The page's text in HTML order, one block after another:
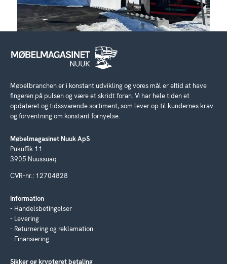
Møbelbranchen er i konstant udvikling og vores mål er altid at have
fingeren på pulsen og være et skridt foran. Vi har hele tiden et
opdateret og tidssvarende sortiment, som lever op til kundernes krav
og forventning om konstant fornyelse.
Møbelmagasinet Nuuk ApS
Pukuffik 11
3905 Nuussuaq
CVR-nr.: 12704828
Information
Handelsbetingelser
Levering
Returnering og reklamation
Finansiering
Sikker og krypteret betaling